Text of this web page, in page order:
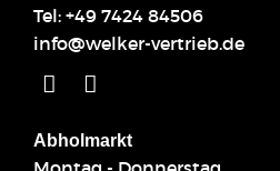
Tel: +49 7424 84506
info@welker-vertrieb.de
Abholmarkt